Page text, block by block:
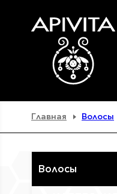
Главная Волосы
Волосы